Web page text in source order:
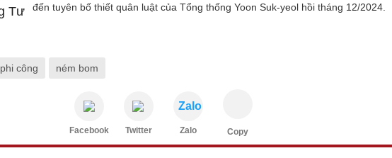
đến tuyên bố thiết quân luật của Tổng thống Yoon Suk-yeol hồi tháng 12/2024.
phi công ném bom
Facebook Twitter
Zalo
Zalo Copy